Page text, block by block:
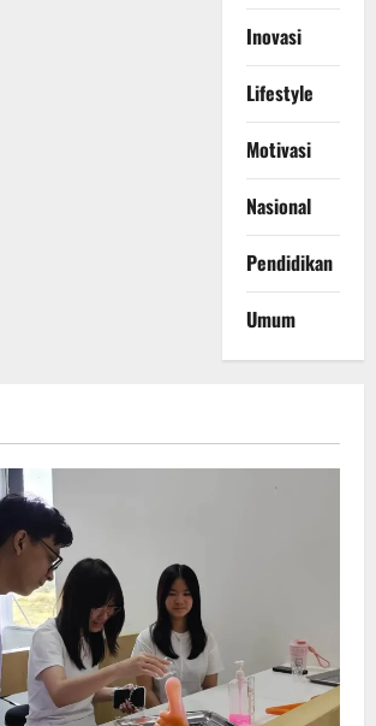
Inovasi
Lifestyle
Motivasi
Nasional
Pendidikan
Umum